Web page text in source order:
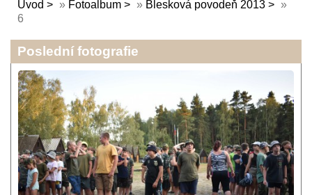
Úvod » Fotoalbum » Blesková povodeň 2013
»
6
Poslední fotografie